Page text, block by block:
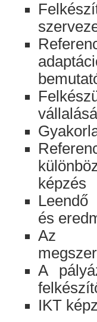
képzés
Leendő
és
Az
A
IKT